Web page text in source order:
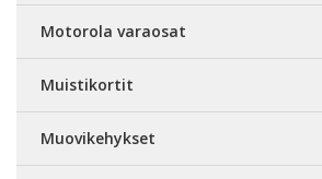
Motorola varaosat
Muistikortit
Muovikehykset